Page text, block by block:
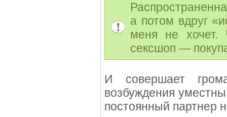
а потом вдруг
меня не хочет.
сексшоп —
И совершает
возбуждения
постоянный партнер